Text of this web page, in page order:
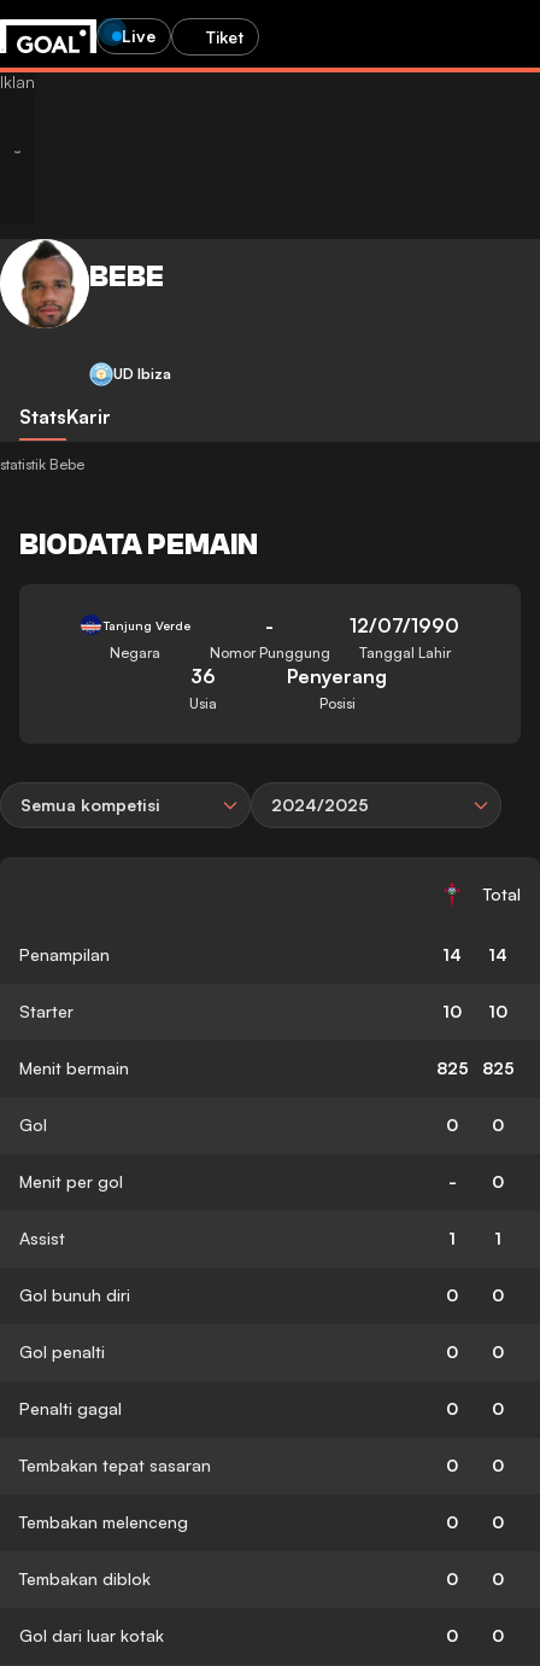
Live Tiket
BEBE
UD Ibiza
StatsKarir
statistik Bebe
BIODATA PEMAIN
Tanjung Verde
Negara
-
Nomor Punggung
12/07/1990
Tanggal Lahir
36
Usia
Penyerang
Posisi
Semua kompetisi 2024/2025
Total
Penampilan 14 14
Starter 10 10
Menit bermain 825 825
Gol 0 0
Menit per gol - 0
Assist 1 1
Gol bunuh diri 0 0
Gol penalti 0 0
Penalti gagal 0 0
Tembakan tepat sasaran 0 0
Tembakan melenceng 0 0
Tembakan diblok 0 0
Gol dari luar kotak 0 0